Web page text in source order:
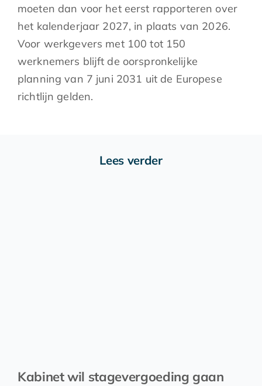
moeten dan voor het eerst rapporteren over
het kalenderjaar 2027, in plaats van 2026.
Voor werkgevers met 100 tot 150
werknemers blijft de oorspronkelijke
planning van 7 juni 2031 uit de Europese
richtlijn gelden.
Lees verder
Kabinet wil stagevergoeding gaan